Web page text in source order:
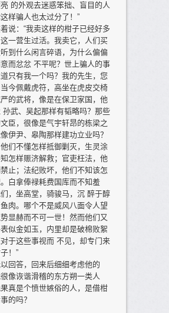
的外观去迷惑笨拙、盲目的人
这样骗人也太过分了！”
说：“我卖这样的柑子已经好多
一营生过活。我卖它，人们买
到什么闲言碎语，为什么偏偏
而忿忿 不平呢？世上骗人的事
只有我一个吗？我的先生，您
今佩戴虎符，高坐在虎皮交椅
严的武将，像是在保卫家国，他
孙武、吴起那样有韬略吗？那些
臣，很像是气宇轩昂的栋梁之
伊尹、皋陶那样建功立业吗？
们不懂怎样抵御剿灭，生灵涂
怎样赈济解救；官吏枉法，他
止；法纪败坏，他们不知该怎
白拿俸禄耗费国库而不知羞
，坐高堂，骑骏马，沉 醉于醇
肉。哪个不是威风八面令人望
显赫而不可一世！然而他们又
似金如玉，内里却是破棉败絮
于这些事视而 不见，却专门来
！”
回答，回来后细细考虑他的
像诙谐滑稽的东方朔一类人
真是个愤世嫉俗的人，是借柑
的吗？